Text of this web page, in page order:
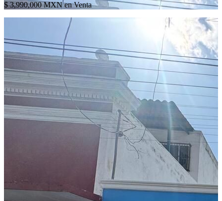
$ 3,990,000 MXN en Venta